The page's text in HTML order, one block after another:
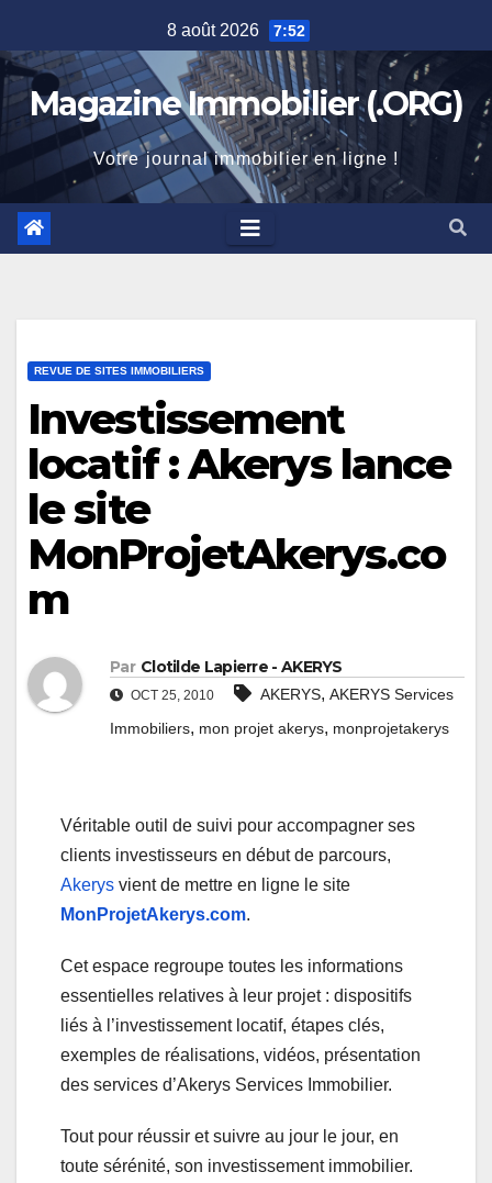
to
content
8 août 2026 7:52
Magazine Immobilier (.ORG)
Votre journal immobilier en ligne !
REVUE DE SITES IMMOBILIERS
Investissement
locatif : Akerys lance
le site
MonProjetAkerys.co
m
Par Clotilde Lapierre - AKERYS
OCT 25, 2010 AKERYS, AKERYS Services
Immobiliers, mon projet akerys, monprojetakerys
Véritable outil de suivi pour accompagner ses
clients investisseurs en début de parcours,
Akerys vient de mettre en ligne le site
MonProjetAkerys.com.
Cet espace regroupe toutes les informations
essentielles relatives à leur projet : dispositifs
liés à l’investissement locatif, étapes clés,
exemples de réalisations, vidéos, présentation
des services d’Akerys Services Immobilier.
Tout pour réussir et suivre au jour le jour, en
toute sérénité, son investissement immobilier.